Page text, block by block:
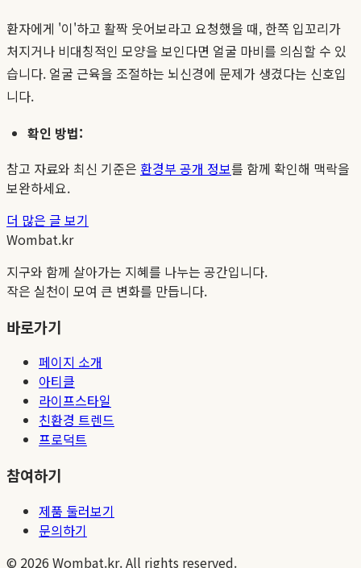
환자에게 '이'하고 활짝 웃어보라고 요청했을 때, 한쪽 입꼬리가
처지거나 비대칭적인 모양을 보인다면 얼굴 마비를 의심할 수 있
습니다. 얼굴 근육을 조절하는 뇌신경에 문제가 생겼다는 신호입
니다.
확인 방법:
참고 자료와 최신 기준은 환경부 공개 정보를 함께 확인해 맥락을
보완하세요.
더 많은 글 보기
Wombat.kr
지구와 함께 살아가는 지혜를 나누는 공간입니다.
작은 실천이 모여 큰 변화를 만듭니다.
바로가기
페이지 소개
아티클
라이프스타일
친환경 트렌드
프로덕트
참여하기
제품 둘러보기
문의하기
© 2026 Wombat.kr. All rights reserved.